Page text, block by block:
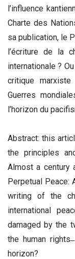
l’influence
Charte des
sa publication, le
l’écriture de la
internationale ?
critique
Guerres
l’horizon du
Abstract: this
the principles
Almost a century
Perpetual Peace:
writing of the
international
damaged by the
the human
horizon?